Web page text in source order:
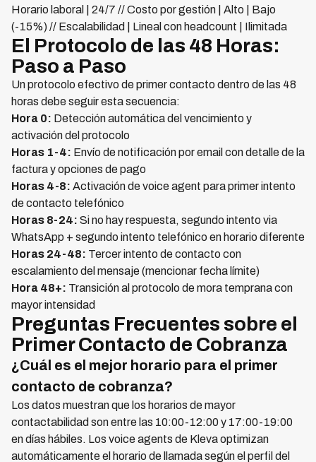
Horario laboral | 24/7 // Costo por gestión | Alto | Bajo
(-15%) // Escalabilidad | Lineal con headcount | Ilimitada
El Protocolo de las 48 Horas:
Paso a Paso
Un protocolo efectivo de primer contacto dentro de las 48
horas debe seguir esta secuencia:
Hora 0: Detección automática del vencimiento y
activación del protocolo
Horas 1-4: Envío de notificación por email con detalle de la
factura y opciones de pago
Horas 4-8: Activación de voice agent para primer intento
de contacto telefónico
Horas 8-24: Si no hay respuesta, segundo intento via
WhatsApp + segundo intento telefónico en horario diferente
Horas 24-48: Tercer intento de contacto con
escalamiento del mensaje (mencionar fecha límite)
Hora 48+: Transición al protocolo de mora temprana con
mayor intensidad
Preguntas Frecuentes sobre el
Primer Contacto de Cobranza
¿Cuál es el mejor horario para el primer
contacto de cobranza?
Los datos muestran que los horarios de mayor
contactabilidad son entre las 10:00-12:00 y 17:00-19:00
en días hábiles. Los voice agents de Kleva optimizan
automáticamente el horario de llamada según el perfil del